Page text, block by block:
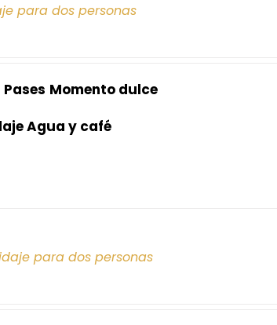
para dos personas
Pases Momento dulce
Agua y café
para dos personas